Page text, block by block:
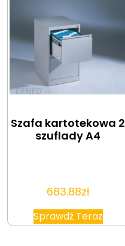
Szafa kartotekowa 2
szuflady A4
683.88zł
Sprawdź Teraz